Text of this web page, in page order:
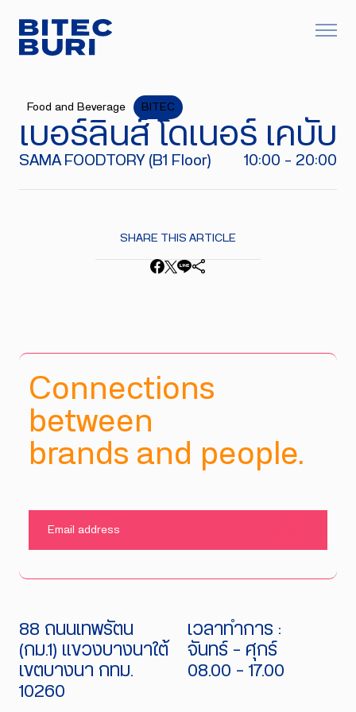
Food and Beverage BITEC
เบอร์ลินส์ โดเนอร์ เคบับ
SAMA FOODTORY (B1 Floor) 10:00 - 20:00
SHARE THIS ARTICLE
Connections
between
brands and people.
88 ถนนเทพรัตน
(กม.1) แขวงบางนาใต้
เขตบางนา กทม.
10260
เวลาทำการ :
จันทร์ - ศุกร์
08.00 - 17.00